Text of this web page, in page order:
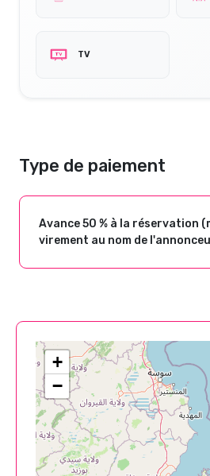
TV
Type de paiement
Avance 50 % à la réservation
virement au nom de
+
−